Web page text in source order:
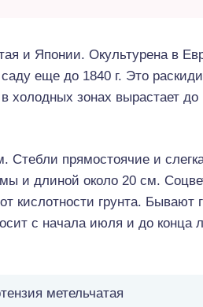
и Японии. Окультурена в
еще до 1840 г. Это
холодных зонах вырастает
прямостоячие и
и длиной около 20 см.
кислотности грунта. Бывают
с начала июля и до конца
метельчатая